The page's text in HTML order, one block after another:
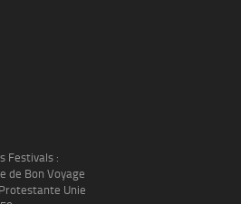
Festivals :
de Bon Voyage
Unie